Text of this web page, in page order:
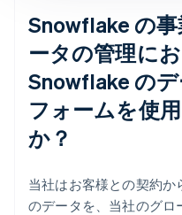
Snowflake の
ータの管理にお
Snowflake の
フォームを使
か？
当社はお客様との契約
のデータを、当社のグロ